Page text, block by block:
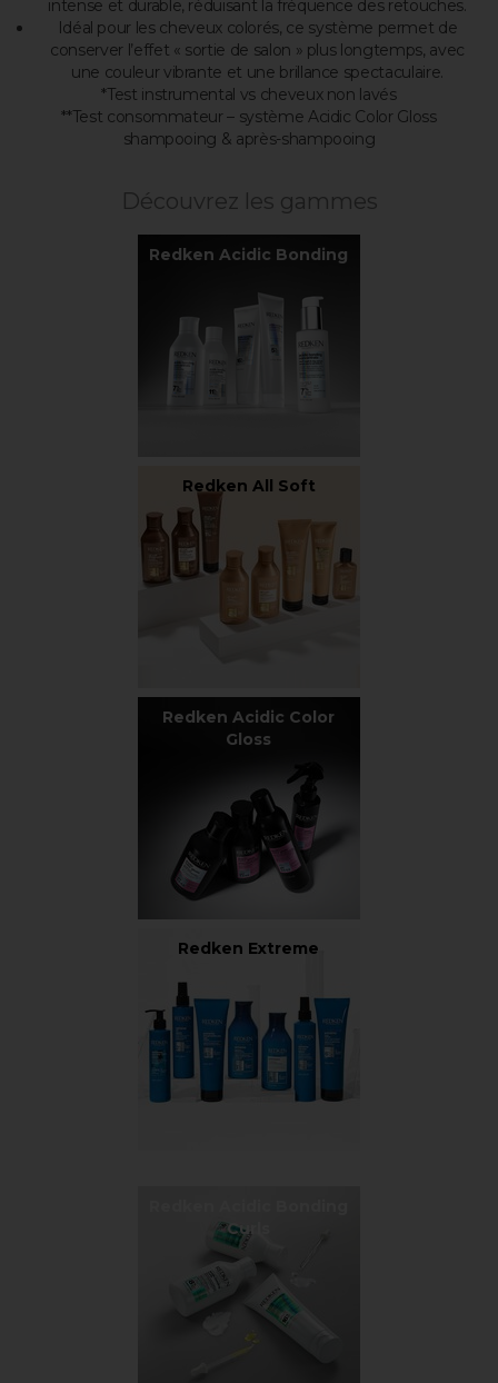
intense et durable, réduisant la fréquence des retouches.
Idéal pour les cheveux colorés, ce système permet de
conserver l’effet « sortie de salon » plus longtemps, avec
une couleur vibrante et une brillance spectaculaire.
*Test instrumental vs cheveux non lavés
**Test consommateur – système Acidic Color Gloss
shampooing & après-shampooing
Découvrez les gammes
Redken Acidic Bonding
Redken All Soft
Redken Acidic Color
Gloss
Redken Extreme
Curls